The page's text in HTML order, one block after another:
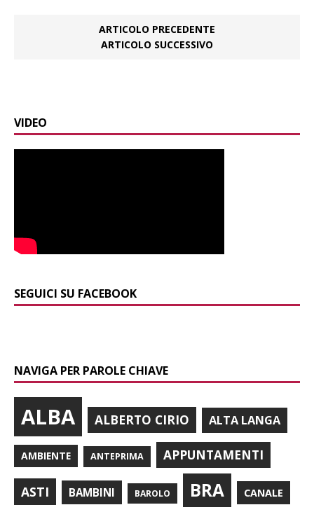
ARTICOLO PRECEDENTE
ARTICOLO SUCCESSIVO
VIDEO
SEGUICI SU FACEBOOK
NAVIGA PER PAROLE CHIAVE
ALBA ALBERTO CIRIO ALTA LANGA
AMBIENTE ANTEPRIMA APPUNTAMENTI
ASTI BAMBINI BAROLO BRA CANALE